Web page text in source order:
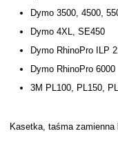
Dymo 3500, 4500,
Dymo 4XL, SE450
Dymo RhinoPro ILP
Dymo RhinoPro 6000
3M PL100, PL150,
Kasetka, taśma